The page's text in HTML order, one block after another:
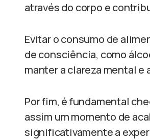
através do corpo e
Evitar o consumo de
de consciência, como
manter a clareza mental
Por fim, é fundamental
assim um momento de
significativamente a